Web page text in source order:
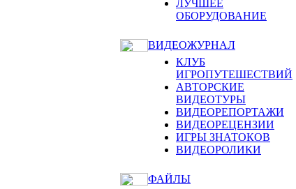
ЛУЧШЕЕ
ОБОРУДОВАНИЕ
ВИДЕОЖУРНАЛ
КЛУБ
ИГРОПУТЕШЕСТВИЙ
АВТОРСКИЕ
ВИДЕОТУРЫ
ВИДЕОРЕПОРТАЖИ
ВИДЕОРЕЦЕНЗИИ
ИГРЫ ЗНАТОКОВ
ВИДЕОРОЛИКИ
ФАЙЛЫ